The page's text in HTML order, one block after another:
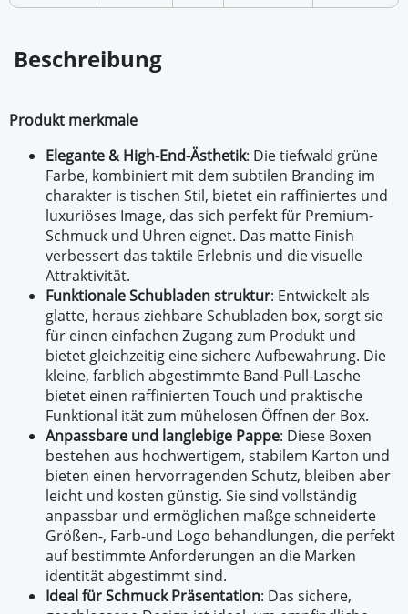
Beschreibung
Produkt merkmale
Elegante & High-End-Ästhetik: Die tiefwald grüne
Farbe, kombiniert mit dem subtilen Branding im
charakter is tischen Stil, bietet ein raffiniertes und
luxuriöses Image, das sich perfekt für Premium-
Schmuck und Uhren eignet. Das matte Finish
verbessert das taktile Erlebnis und die visuelle
Attraktivität.
Funktionale Schubladen struktur: Entwickelt als
glatte, heraus ziehbare Schubladen box, sorgt sie
für einen einfachen Zugang zum Produkt und
bietet gleichzeitig eine sichere Aufbewahrung. Die
kleine, farblich abgestimmte Band-Pull-Lasche
bietet einen raffinierten Touch und praktische
Funktional ität zum mühelosen Öffnen der Box.
Anpassbare und langlebige Pappe: Diese Boxen
bestehen aus hochwertigem, stabilem Karton und
bieten einen hervorragenden Schutz, bleiben aber
leicht und kosten günstig. Sie sind vollständig
anpassbar und ermöglichen maßge schneiderte
Größen-, Farb-und Logo behandlungen, die perfekt
auf bestimmte Anforderungen an die Marken
identität abgestimmt sind.
Ideal für Schmuck Präsentation: Das sichere,